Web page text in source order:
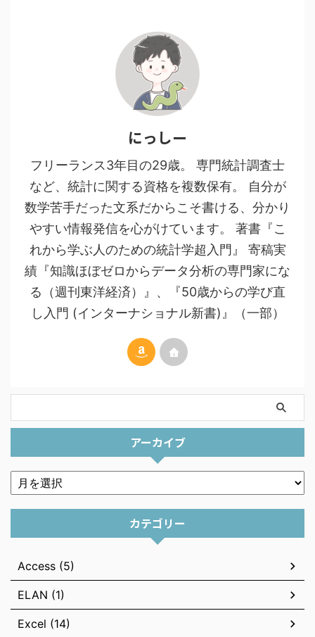
にっしー
フリーランス3年目の29歳。 専門統計調査士
など、統計に関する資格を複数保有。 自分が
数学苦手だった文系だからこそ書ける、分かり
やすい情報発信を心がけています。 著書『こ
れから学ぶ人のための統計学超入門』 寄稿実
績『知識ほぼゼロからデータ分析の専門家にな
る（週刊東洋経済）』、『50歳からの学び直
し入門 (インターナショナル新書)』（一部）
アーカイブ
カテゴリー
Access (5)
ELAN (1)
Excel (14)